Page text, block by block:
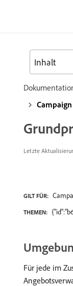
Letzte
GILT FÜR:
THEMEN:
Für jede im
Inhalt